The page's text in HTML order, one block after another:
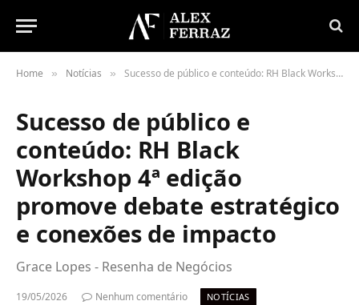
Home » Notícias » Sucesso de público e conteúdo: RH Black Workshop 4ª edição promove debate estratégico e conexões de impacto
Sucesso de público e
conteúdo: RH Black
Workshop 4ª edição
promove debate estratégico
e conexões de impacto
Grace Lopes - Resenha de Negócios
19/05/2026 Nenhum comentário NOTÍCIAS